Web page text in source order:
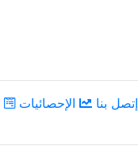
إتصل بنا الإحصائيات